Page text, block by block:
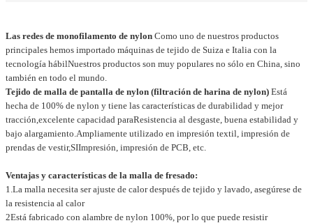
Las redes de monofilamento de nylon Como uno de nuestros productos
principales hemos importado máquinas de tejido de Suiza e Italia con la
tecnología hábilNuestros productos son muy populares no sólo en China, sino
también en todo el mundo.
Tejido de malla de pantalla de nylon (filtración de harina de nylon) Está
hecha de 100% de nylon y tiene las características de durabilidad y mejor
tracción,excelente capacidad paraResistencia al desgaste, buena estabilidad y
bajo alargamiento.Ampliamente utilizado en impresión textil, impresión de
prendas de vestir,SIImpresión, impresión de PCB, etc.
Ventajas y características de la malla de fresado:
1.La malla necesita ser ajuste de calor después de tejido y lavado, asegúrese de
la resistencia al calor
2Está fabricado con alambre de nylon 100%, por lo que puede resistir